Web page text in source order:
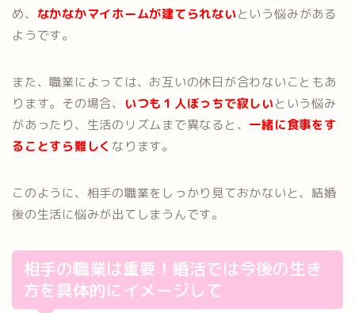
め、 なかなかマイホームが建てられないという悩みがある
ようです。
また、職業によっては、お互いの休日が合わないこともあ
ります。その場合、
いつも１人ぼっちで寂しいという悩み
があったり、生活のリズムまで異なると、 一緒に食事をす
ることすら難しく なります。
このように、相手の職業をしっかり見ておかないと、結婚
後の生活に悩みが出てしまうんです。
相手の職業は重要！婚活では今後の生き
方を具体的にイメージして